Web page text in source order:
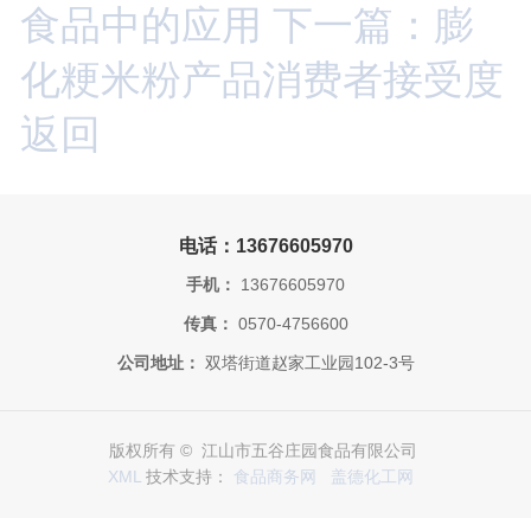
食品中的应用 下一篇：膨
化粳米粉产品消费者接受度
返回
电话：13676605970
手机： 13676605970
传真： 0570-4756600
公司地址： 双塔街道赵家工业园102-3号
版权所有 © 江山市五谷庄园食品有限公司
XML 技术支持： 食品商务网 盖德化工网